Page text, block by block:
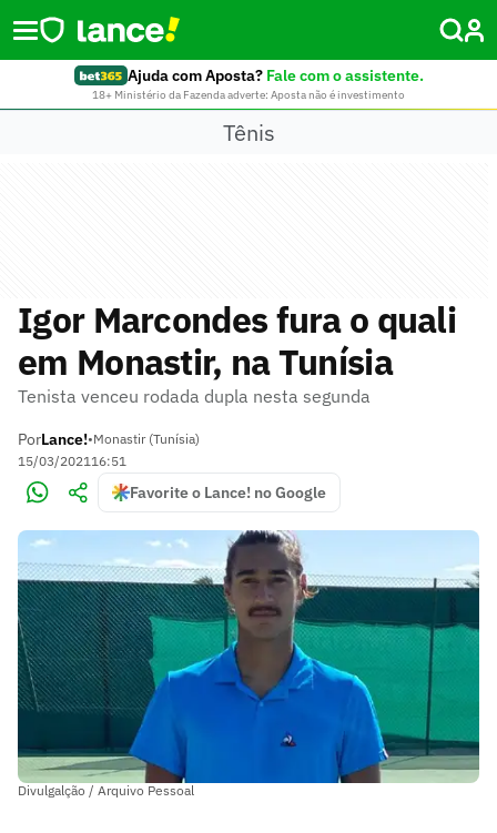
Ajuda com Aposta? Fale com o assistente.
18+ Ministério da Fazenda adverte: Aposta não é investimento
Tênis
Igor Marcondes fura o quali
em Monastir, na Tunísia
Tenista venceu rodada dupla nesta segunda
PorLance!•Monastir (Tunísia)
15/03/202116:51
Favorite o Lance! no Google
Divulgalção / Arquivo Pessoal